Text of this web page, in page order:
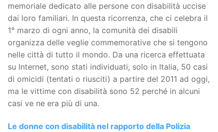
memoriale dedicato alle persone con disabilità uccise
dai loro familiari. In questa ricorrenza, che ci celebra il
1° marzo di ogni anno, la comunità dei disabili
organizza delle veglie commemorative che si tengono
nelle città di tutto il mondo. Da una ricerca effettuata
su Internet, sono stati individuati, solo in Italia, 50 casi
di omicidi (tentati o riusciti) a partire del 2011 ad oggi,
ma le vittime con disabilità sono 52 perché in alcuni
casi ve ne era più di una.
Le donne con disabilità nel rapporto della Polizia